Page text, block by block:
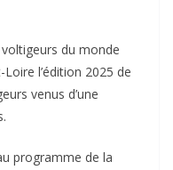
du monde
l’édition 2025 de
venus d’une
programme de la